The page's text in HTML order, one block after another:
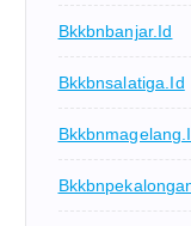
Bkkbnbanjar.id
Bkkbnsalatiga.id